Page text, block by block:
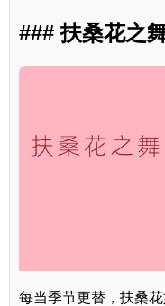
### 扶桑花之
每当季节更替，扶桑